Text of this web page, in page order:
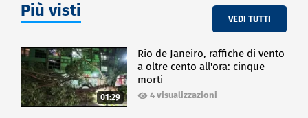
Più visti VEDI TUTTI
01:29
Rio de Janeiro, raffiche di vento
a oltre cento all'ora: cinque
morti
4 visualizzazioni